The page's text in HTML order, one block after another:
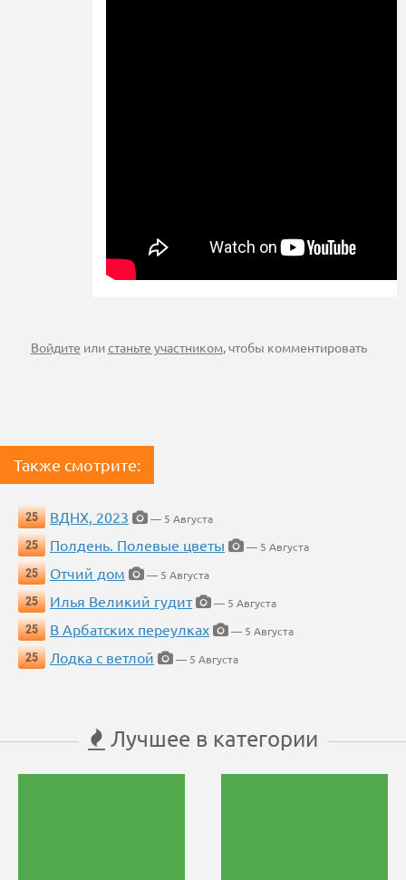
Войдите илистаньте участником, чтобы комментировать
Также смотрите:
25 ВДНХ, 2023
— 5 Августа
25
Полдень. Полевые цветы
— 5 Августа
25
Отчий дом
— 5 Августа
25
Илья Великий гудит
— 5 Августа
25
В Арбатских переулках
— 5 Августа
25
Лодка с ветлой — 5 Августа
Лучшее в категории